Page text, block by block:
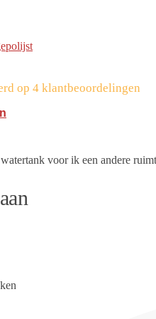
op 4 klantbeoordelingen
voor ik een andere